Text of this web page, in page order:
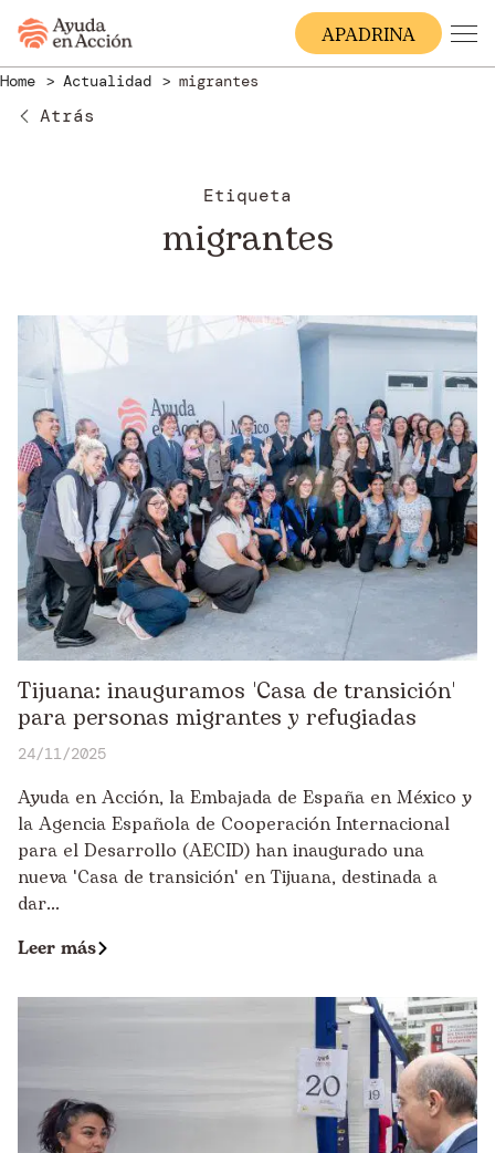
APADRINA
Home Actualidad migrantes
Atrás
Etiqueta
migrantes
Tijuana: inauguramos 'Casa de transición'
para personas migrantes y refugiadas
24/11/2025
Ayuda en Acción, la Embajada de España en México y
la Agencia Española de Cooperación Internacional
para el Desarrollo (AECID) han inaugurado una
nueva 'Casa de transición' en Tijuana, destinada a
dar...
Leer más